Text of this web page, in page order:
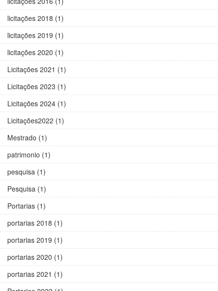
licitações 2018 (1)
licitações 2019 (1)
licitações 2020 (1)
Licitações 2021 (1)
Licitações 2023 (1)
Licitações 2024 (1)
Licitações2022 (1)
Mestrado (1)
patrimonio (1)
pesquisa (1)
Pesquisa (1)
Portarias (1)
portarias 2018 (1)
portarias 2019 (1)
portarias 2020 (1)
portarias 2021 (1)